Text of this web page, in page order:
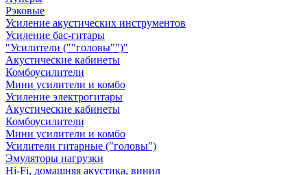
Рэковые
Усиление акустических инструментов
Усиление бас-гитары
"Усилители (""головы"")"
Акустические кабинеты
Комбоусилители
Мини усилители и комбо
Усиление электрогитары
Акустические кабинеты
Комбоусилители
Мини усилители и комбо
Усилители гитарные ("головы")
Эмуляторы нагрузки
Hi-Fi, домашняя акустика, винил